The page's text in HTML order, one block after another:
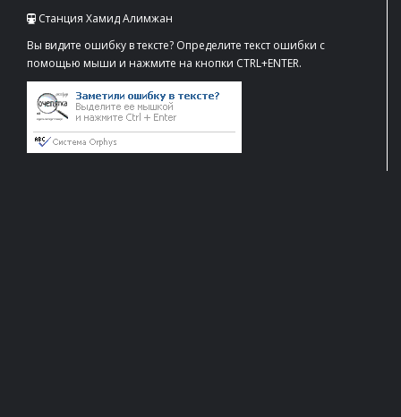
Станция Хамид Алимжан
Вы видите ошибку в тексте? Определите текст ошибки с
помощью мыши и нажмите на кнопки CTRL+ENTER.